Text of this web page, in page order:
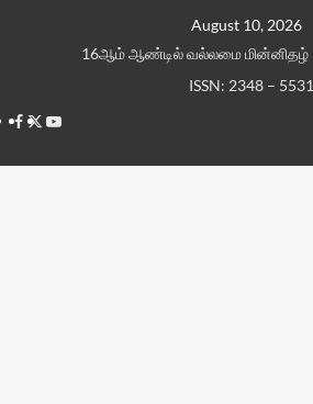
August 10, 2026
16ஆம் ஆண்டில் வல்லமை மின்னிதழ்
ISSN: 2348 – 5531
Facebook
TwitterYoutube